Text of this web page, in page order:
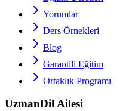
Yorumlar
Ders Örnekleri
Blog
Garantili Eğitim
Ortaklık Programı
UzmanDil Ailesi